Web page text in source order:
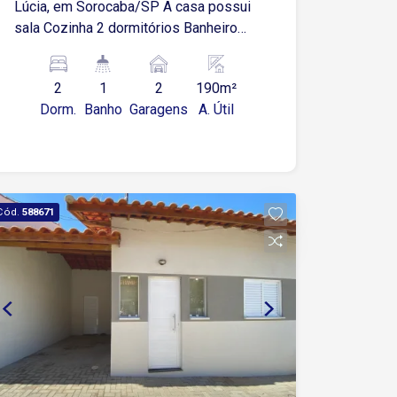
Lúcia, em Sorocaba/SP A casa possui
sala Cozinha 2 dormitórios Banheiro
garagem cobertas O bairro Jardim
Santa Lúcia fica próximo a diversas
opções de comércio e serviços, como
2
Dorm.
1
Banho
2
Garagens
190m²
A. Útil
588671